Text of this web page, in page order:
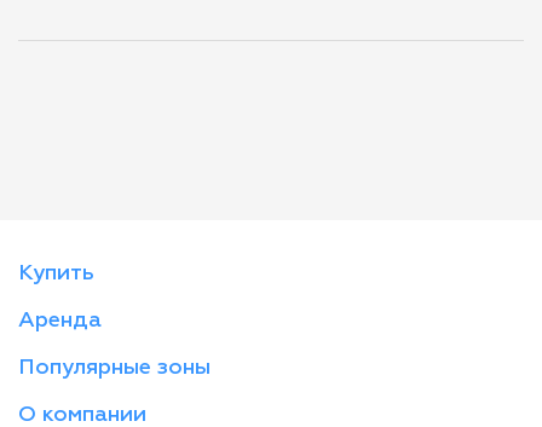
Купить
Аренда
Популярные зоны
О компании